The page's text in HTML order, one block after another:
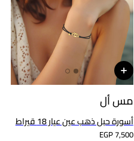
مس أل
أسورة حبل ذهب عين عيار 18 قيراط
EGP 7,500